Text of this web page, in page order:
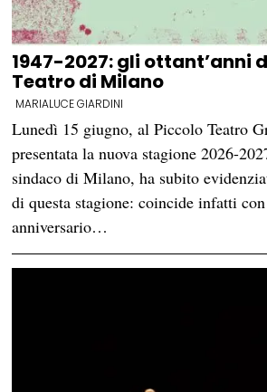
1947-2027: gli ottant’anni
Teatro di Milano
MARIALUCE GIARDINI
Lunedì 15 giugno, al Piccolo Teatro
presentata la nuova stagione 2026-
sindaco di Milano, ha subito
di questa stagione: coincide infatti
anniversario…